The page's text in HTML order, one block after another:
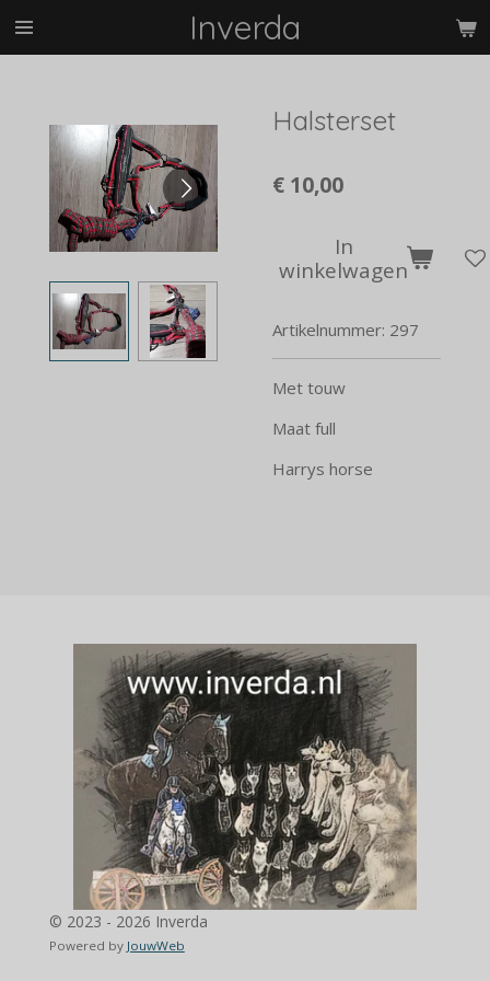
Ga
Inverda
Halsterset
€ 10,00
In
winkelwagen
Artikelnummer: 297
Met touw
Maat full
Harrys horse
© 2023 - 2026 Inverda
Powered by JouwWeb